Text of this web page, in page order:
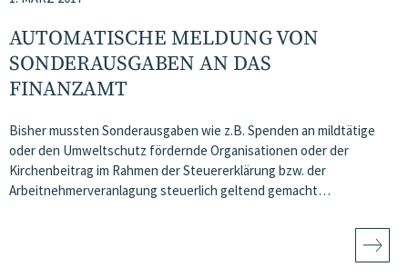
AUTOMATISCHE MELDUNG VON
SONDERAUSGABEN AN DAS
FINANZAMT
Bisher mussten Sonderausgaben wie z.B. Spenden an mildtätige
oder den Umweltschutz fördernde Organisationen oder der
Kirchenbeitrag im Rahmen der Steuererklärung bzw. der
Arbeitnehmerveranlagung steuerlich geltend gemacht…